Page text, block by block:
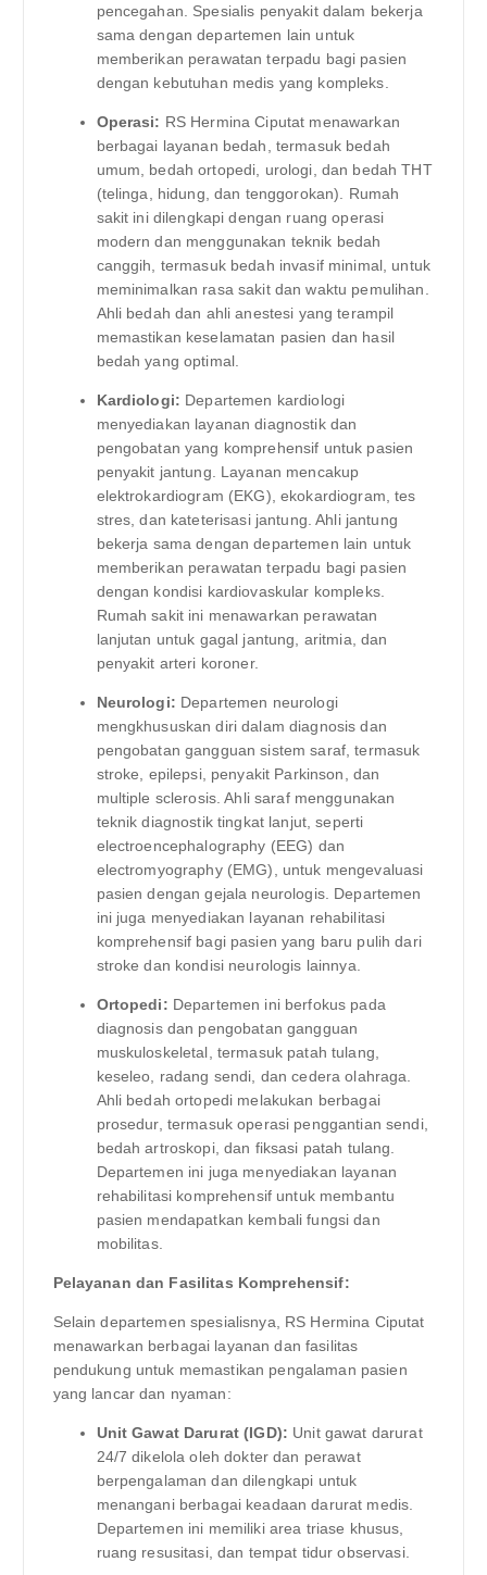
pencegahan. Spesialis penyakit dalam bekerja
sama dengan departemen lain untuk
memberikan perawatan terpadu bagi pasien
dengan kebutuhan medis yang kompleks.
Operasi: RS Hermina Ciputat menawarkan
berbagai layanan bedah, termasuk bedah
umum, bedah ortopedi, urologi, dan bedah THT
(telinga, hidung, dan tenggorokan). Rumah
sakit ini dilengkapi dengan ruang operasi
modern dan menggunakan teknik bedah
canggih, termasuk bedah invasif minimal, untuk
meminimalkan rasa sakit dan waktu pemulihan.
Ahli bedah dan ahli anestesi yang terampil
memastikan keselamatan pasien dan hasil
bedah yang optimal.
Kardiologi: Departemen kardiologi
menyediakan layanan diagnostik dan
pengobatan yang komprehensif untuk pasien
penyakit jantung. Layanan mencakup
elektrokardiogram (EKG), ekokardiogram, tes
stres, dan kateterisasi jantung. Ahli jantung
bekerja sama dengan departemen lain untuk
memberikan perawatan terpadu bagi pasien
dengan kondisi kardiovaskular kompleks.
Rumah sakit ini menawarkan perawatan
lanjutan untuk gagal jantung, aritmia, dan
penyakit arteri koroner.
Neurologi: Departemen neurologi
mengkhususkan diri dalam diagnosis dan
pengobatan gangguan sistem saraf, termasuk
stroke, epilepsi, penyakit Parkinson, dan
multiple sclerosis. Ahli saraf menggunakan
teknik diagnostik tingkat lanjut, seperti
electroencephalography (EEG) dan
electromyography (EMG), untuk mengevaluasi
pasien dengan gejala neurologis. Departemen
ini juga menyediakan layanan rehabilitasi
komprehensif bagi pasien yang baru pulih dari
stroke dan kondisi neurologis lainnya.
Ortopedi: Departemen ini berfokus pada
diagnosis dan pengobatan gangguan
muskuloskeletal, termasuk patah tulang,
keseleo, radang sendi, dan cedera olahraga.
Ahli bedah ortopedi melakukan berbagai
prosedur, termasuk operasi penggantian sendi,
bedah artroskopi, dan fiksasi patah tulang.
Departemen ini juga menyediakan layanan
rehabilitasi komprehensif untuk membantu
pasien mendapatkan kembali fungsi dan
mobilitas.
Pelayanan dan Fasilitas Komprehensif:
Selain departemen spesialisnya, RS Hermina Ciputat
menawarkan berbagai layanan dan fasilitas
pendukung untuk memastikan pengalaman pasien
yang lancar dan nyaman:
Unit Gawat Darurat (IGD): Unit gawat darurat
24/7 dikelola oleh dokter dan perawat
berpengalaman dan dilengkapi untuk
menangani berbagai keadaan darurat medis.
Departemen ini memiliki area triase khusus,
ruang resusitasi, dan tempat tidur observasi.